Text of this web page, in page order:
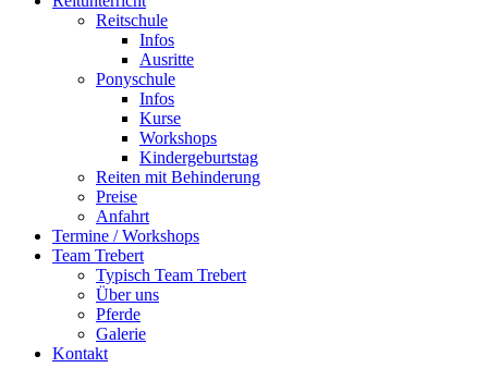
Reitschule
Infos
Ausritte
Ponyschule
Infos
Kurse
Workshops
Kindergeburtstag
Reiten mit Behinderung
Preise
Anfahrt
Termine / Workshops
Team Trebert
Typisch Team Trebert
Über uns
Pferde
Galerie
Kontakt